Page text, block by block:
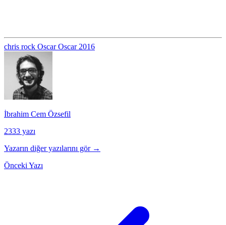
chris rock OscarOscar 2016
İbrahim Cem Özsefil
2333 yazı
Yazarın diğer yazılarını gör →
Önceki Yazı